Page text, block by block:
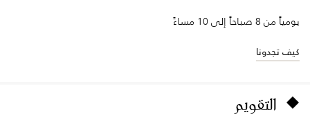
يومياً من 8 صباحاً إلى 10 مساءً
كيف تجدونا
التقويم